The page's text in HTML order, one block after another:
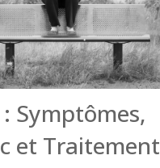
Symptômes,
et Traitement